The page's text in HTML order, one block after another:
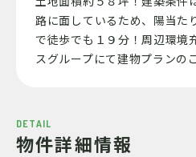
路に面しているため、陽当
で徒歩でも１９分！周辺環境
スグループにて建物プランの
DETAIL
物件詳細情報